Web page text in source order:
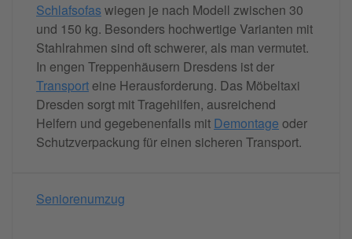
Schlafsofas wiegen je nach Modell zwischen 30
und 150 kg. Besonders hochwertige Varianten mit
Stahlrahmen sind oft schwerer, als man vermutet.
In engen Treppenhäusern Dresdens ist der
Transport eine Herausforderung. Das Möbeltaxi
Dresden sorgt mit Tragehilfen, ausreichend
Helfern und gegebenenfalls mit Demontage oder
Schutzverpackung für einen sicheren Transport.
Seniorenumzug